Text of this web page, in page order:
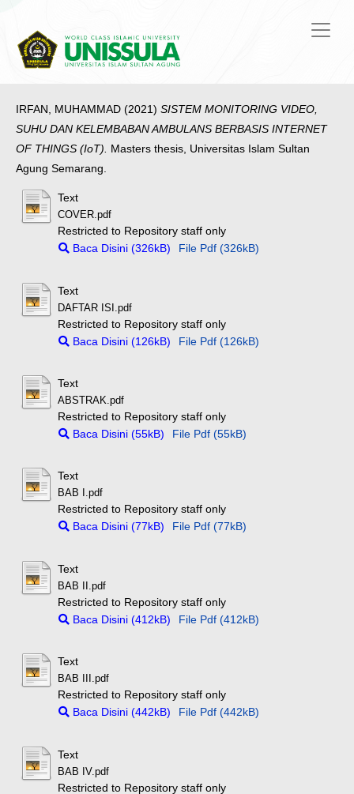
IRFAN, MUHAMMAD (2021) SISTEM MONITORING VIDEO,
SUHU DAN KELEMBABAN AMBULANS BERBASIS INTERNET
OF THINGS (IoT). Masters thesis, Universitas Islam Sultan
Agung Semarang.
Text
COVER.pdf
Restricted to Repository staff only
Baca Disini (326kB)
File Pdf (326kB)
Text
DAFTAR ISI.pdf
Restricted to Repository staff only
Baca Disini (126kB)
File Pdf (126kB)
Text
ABSTRAK.pdf
Restricted to Repository staff only
Baca Disini (55kB)
File Pdf (55kB)
Text
BAB I.pdf
Restricted to Repository staff only
Baca Disini (77kB)
File Pdf (77kB)
Text
BAB II.pdf
Restricted to Repository staff only
Baca Disini (412kB)
File Pdf (412kB)
Text
BAB III.pdf
Restricted to Repository staff only
Baca Disini (442kB)
File Pdf (442kB)
Text
BAB IV.pdf
Restricted to Repository staff only